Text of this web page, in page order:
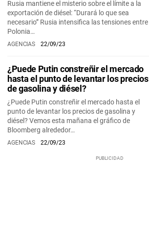
Rusia mantiene el misterio sobre el límite a la
exportación de diésel: “Durará lo que sea
necesario” Rusia intensifica las tensiones entre
Polonia…
AGENCIAS 22/09/23
¿Puede Putin constreñir el mercado
hasta el punto de levantar los precios
de gasolina y diésel?
¿Puede Putin constreñir el mercado hasta el
punto de levantar los precios de gasolina y
diésel? Vemos esta mañana el gráfico de
Bloomberg alrededor…
AGENCIAS 22/09/23